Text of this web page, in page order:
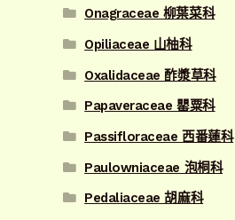
Onagraceae 柳葉菜科
Opiliaceae 山柚科
Oxalidaceae 酢漿草科
Papaveraceae 罌粟科
Passifloraceae 西番蓮科
Paulowniaceae 泡桐科
Pedaliaceae 胡麻科